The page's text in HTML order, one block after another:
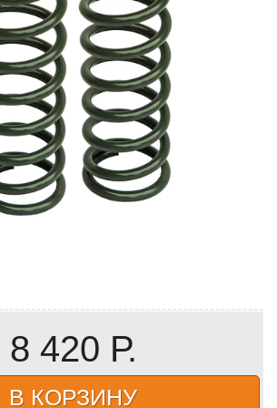
8 420 Р.
В КОРЗИНУ